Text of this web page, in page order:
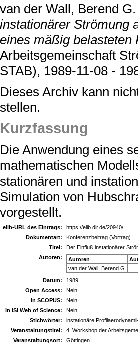
van der Wall, Berend G.
instationärer Strömung
eines mäßig belasteten
Arbeitsgemeinschaft
STAB), 1989-11-08 -
Dieses Archiv kann
stellen.
Kurzfassung
Die Anwendung eines
mathematischen
stationären und
Simulation von
vorgestellt.
elib-URL des Eintrags:
https://elib.dlr.de/20940/
Dokumentart:
Konferenzbeitrag (Vortrag)
Titel:
Der Einfluß instationärer
Autoren:
Autoren
van der Wall, Berend G.
Datum:
1989
Open Access:
Nein
In SCOPUS:
Nein
In ISI Web of Science:
Nein
Stichwörter:
instationäre
Veranstaltungstitel:
4. Workshop der
Veranstaltungsort:
Göttingen